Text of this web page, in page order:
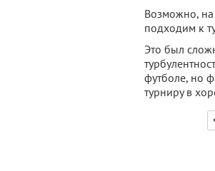
Возможно,
подходим к
Это был
футболе, но
турниру в